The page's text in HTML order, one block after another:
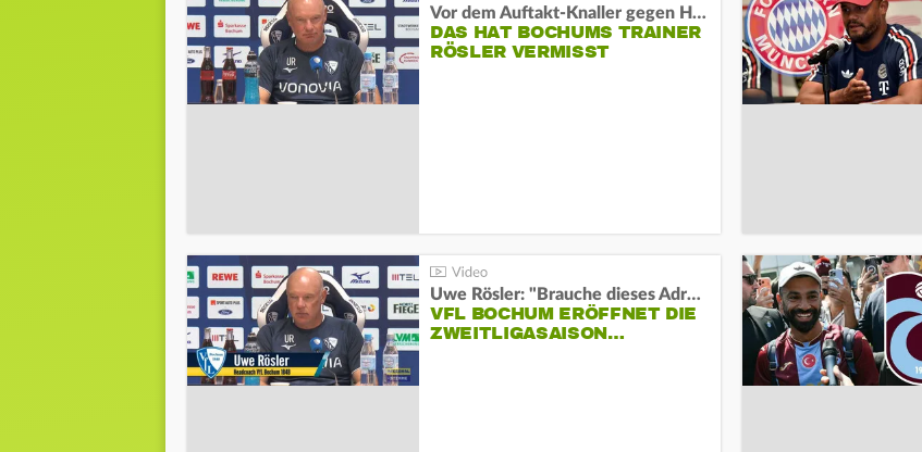
Vor dem Auftakt-Knaller gegen Hertha:
DAS HAT BOCHUMS TRAINER
RÖSLER VERMISST
Uwe Rösler: "Brauche dieses Adrenalin"
VFL BOCHUM ERÖFFNET DIE
ZWEITLIGASAISON…